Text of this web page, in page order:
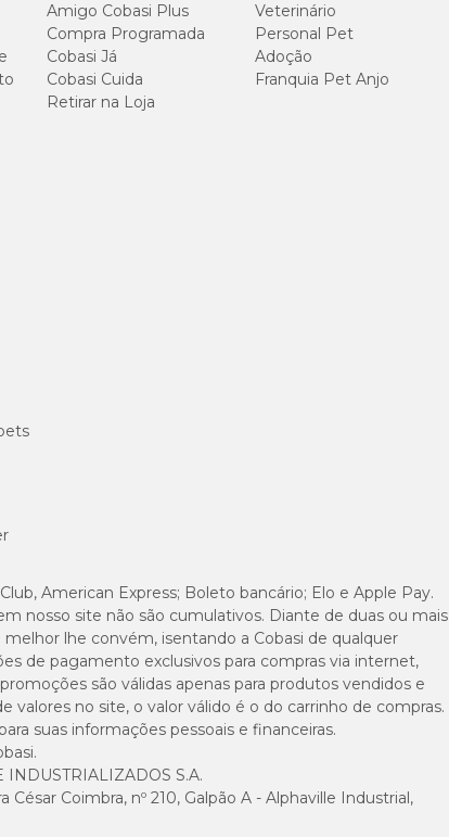
Amigo Cobasi Plus
Compra Programada
Cobasi Já
Cobasi Cuida
Retirar na Loja
Veterinário
Personal Pet
Adoção
Franquia Pet Anjo
American Express; Boleto bancário; Elo e Apple Pay.
nosso site não são cumulativos. Diante de duas ou mais
lhe convém, isentando a Cobasi de qualquer
de pagamento exclusivos para compras via internet,
são válidas apenas para produtos vendidos e
valores no site, o valor válido é o do carrinho de compras.
suas informações pessoais e financeiras.
INDUSTRIALIZADOS S.A.
César Coimbra, nº 210, Galpão A - Alphaville Industrial,